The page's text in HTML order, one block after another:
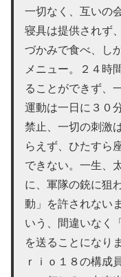
一切なく、互いの
寝具は提供されず
づかみで食べ、し
メニュー。２４時
ることができず、
運動は一日に３０
禁止、一切の刺激
らえず、ひたすら
できない。一生、
に、軍隊の銃に狙
動」を許されない
いう、間違いなく
を送ることになり
ｒｉｏ１８の構成